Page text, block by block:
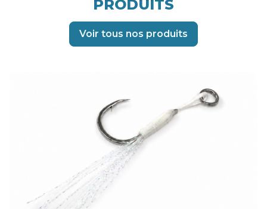
PRODUITS
Voir tous nos produits